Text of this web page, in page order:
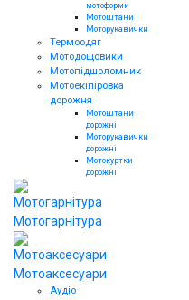
мотоформи
Мотоштани
Моторукавички
Термоодяг
Мотодощовики
Мотопідшоломник
Мотоекіпіровка
дорожня
Мотоштани
дорожні
Моторукавички
дорожні
Мотокуртки
дорожні
Мотогарнітура
Мотоаксесуари
Аудіо